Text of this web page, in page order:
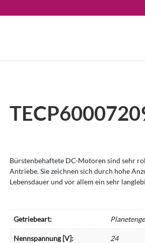
Bürstenbehaftete DC-Motoren sind sehr
Antriebe. Sie zeichnen sich durch hohe
Lebensdauer und vor allem ein sehr
Getriebeart:
Nennspannung [V]: 24